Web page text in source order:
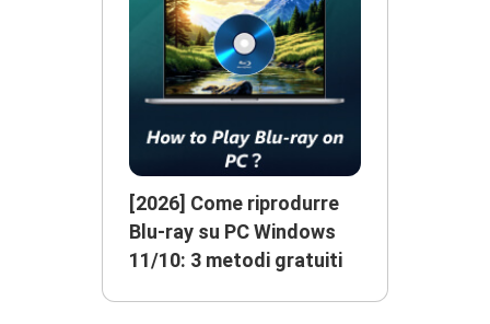
[2026] Come riprodurre
Blu-ray su PC Windows
11/10: 3 metodi gratuiti